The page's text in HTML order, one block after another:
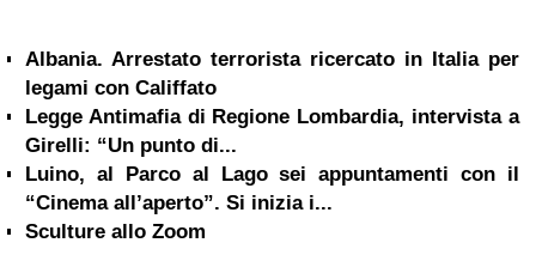
Albania. Arrestato terrorista ricercato in Italia per
legami con Califfato
Legge Antimafia di Regione Lombardia, intervista a
Girelli: “Un punto di...
Luino, al Parco al Lago sei appuntamenti con il
“Cinema all’aperto”. Si inizia i...
Sculture allo Zoom